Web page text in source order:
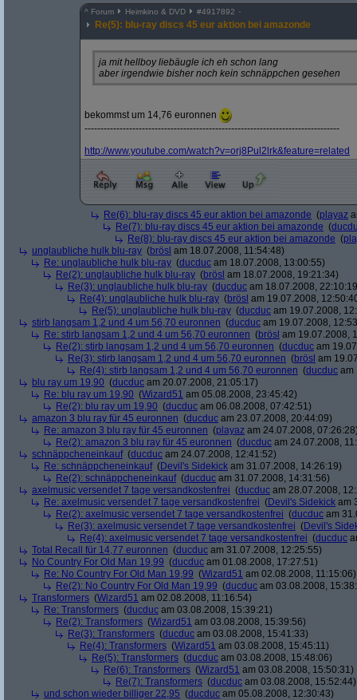
^ Forum Heimkino & DVD #4917892
Re(5): blu-ray discs 45 eur aktion bei amazonde
ja mit hellboy liebäugle ich eh schon lang
aber irgendwie bisher noch kein schnäppchen gesehen
bekommst um 14,76 euronnen
--------------------------------------------------------------------------------
http://www.youtube.com/watch?v=orj8Pul2lrk&feature=related
Re(6): blu-ray discs 45 eur aktion bei amazonde (playaz
Re(7): blu-ray discs 45 eur aktion bei amazonde (
Re(8): blu-ray discs 45 eur aktion bei amazonde (
unglaubliche hulk blu-ray (brösl am 18.07.2008, 11:54:48)
Re: unglaubliche hulk blu-ray (ducduc am 18.07.2008, 13:00:55)
Re(2): unglaubliche hulk blu-ray (brösl am 18.07.2008, 19:21:34)
Re(3): unglaubliche hulk blu-ray (ducduc am 18.07.2008,
Re(4): unglaubliche hulk blu-ray (brösl am 19.07.2008,
Re(5): unglaubliche hulk blu-ray (ducduc am 19.07.2008,
stirb langsam 1,2 und 4 um 56,70 euronnen (ducduc am 19.07.2008,
Re: stirb langsam 1,2 und 4 um 56,70 euronnen (brösl am 19.07.2008,
Re(2): stirb langsam 1,2 und 4 um 56,70 euronnen (ducduc am
Re(3): stirb langsam 1,2 und 4 um 56,70 euronnen (brösl am
Re(4): stirb langsam 1,2 und 4 um 56,70 euronnen (ducduc am
blu ray um 19,90 (ducduc am 20.07.2008, 21:05:17)
Re: blu ray um 19,90 (Wizard51 am 05.08.2008, 23:45:42)
Re(2): blu ray um 19,90 (ducduc am 06.08.2008, 07:42:51)
amazon 3 blu ray für 45 euronnen (ducduc am 23.07.2008, 20:44:09)
Re: amazon 3 blu ray für 45 euronnen (playaz am 24.07.2008,
Re(2): amazon 3 blu ray für 45 euronnen (ducduc am 24.07.2008,
schnäppcheneinkauf(ducduc am 24.07.2008, 12:41:52)
Re: schnäppcheneinkauf(Devil's Sidekick am 31.07.2008, 14:26:19)
Re(2): schnäppcheneinkauf(ducduc am 31.07.2008, 14:31:56)
axelmusic versendet 7 tage versandkostenfrei (ducduc am 28.07.2008,
Re: axelmusic versendet 7 tage versandkostenfrei (Devil's Sidekick am
Re(2): axelmusic versendet 7 tage versandkostenfrei (ducduc am
Re(3): axelmusic versendet 7 tage versandkostenfrei (Devil's
Re(4): axelmusic versendet 7 tage versandkostenfrei (ducduc
Total Recall für 14,77 euronnen (ducduc am 31.07.2008, 12:25:55)
No Country For Old Man 19,99 (ducduc am 01.08.2008, 17:27:51)
Re: No Country For Old Man 19,99 (Wizard51 am 02.08.2008, 11:15:06)
Re(2): No Country For Old Man 19,99 (ducduc am 03.08.2008,
Transformers (Wizard51 am 02.08.2008, 11:16:54)
Re: Transformers (ducduc am 03.08.2008, 15:39:21)
Re(2): Transformers (Wizard51 am 03.08.2008, 15:39:56)
Re(3): Transformers (ducduc am 03.08.2008, 15:41:33)
Re(4): Transformers (Wizard51 am 03.08.2008, 15:45:11)
Re(5): Transformers (ducduc am 03.08.2008, 15:48:06)
Re(6): Transformers (Wizard51 am 03.08.2008, 15:50:31)
Re(7): Transformers (ducduc am 03.08.2008, 15:52:44)
und schon wieder billiger 22,95 (ducduc am 05.08.2008, 12:30:43)